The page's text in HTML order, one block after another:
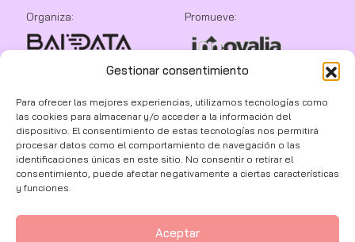
Gestionar consentimiento
Para ofrecer las mejores experiencias, utilizamos tecnologías como
las cookies para almacenar y/o acceder a la información del
dispositivo. El consentimiento de estas tecnologías nos permitirá
procesar datos como el comportamiento de navegación o las
identificaciones únicas en este sitio. No consentir o retirar el
consentimiento, puede afectar negativamente a ciertas características
y funciones.
Aceptar
Organiza: Promueve:
Colaboran: